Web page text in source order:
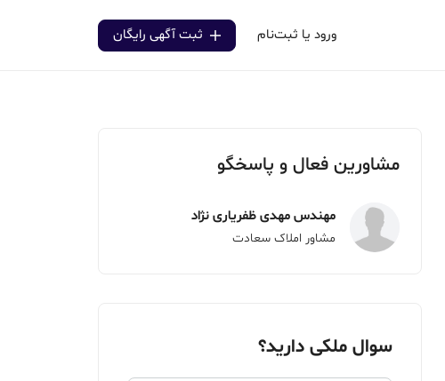
ورود یا ثبت‌نام ثبت آگهی رایگان
مشاورین فعال و پاسخگو
مهندس مهدی ظفریاری نژاد
مشاور املاک سعادت
سوال ملکی دارید؟